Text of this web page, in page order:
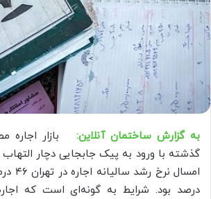
به گزارش ساختمان آنلاین:
بازار
گذشته با ورود به پیک جابجایی دچار
درصد بود. شرایط به گونه‌ای است که